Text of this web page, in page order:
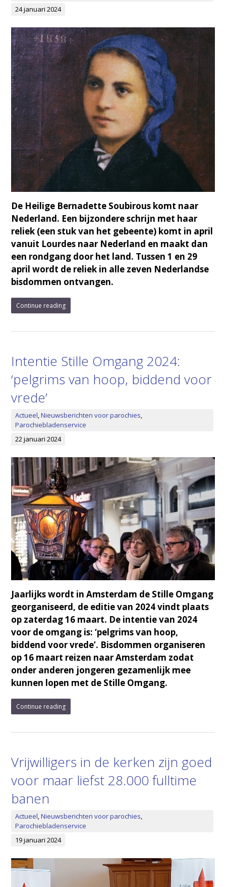
24 januari 2024
De Heilige Bernadette Soubirous komt naar
Nederland. Een bijzondere schrijn met haar
reliek (een stuk van het gebeente) komt in april
vanuit Lourdes naar Nederland en maakt dan
een rondgang door het land. Tussen 1 en 29
april wordt de reliek in alle zeven Nederlandse
bisdommen ontvangen.
Continue reading
Intentie Stille Omgang 2024:
‘pelgrims van hoop, biddend voor
vrede’
Actueel,Nieuwsberichten voor parochies,
Parochiebladenservice
22 januari 2024
Jaarlijks wordt in Amsterdam de Stille Omgang
georganiseerd, de editie van 2024 vindt plaats
op zaterdag 16 maart. De intentie van 2024
voor de omgang is: ‘pelgrims van hoop,
biddend voor vrede’. Bisdommen organiseren
op 16 maart reizen naar Amsterdam zodat
onder anderen jongeren gezamenlijk mee
kunnen lopen met de Stille Omgang.
Continue reading
Vrijwilligers in de kerken zijn goed
voor maar liefst 28.000 fulltime
banen
Actueel,Nieuwsberichten voor parochies,
Parochiebladenservice
19 januari 2024